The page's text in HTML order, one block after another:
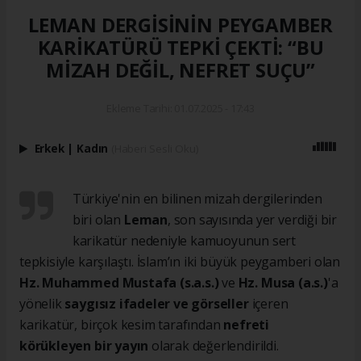
LEMAN DERGİSİNİN PEYGAMBER
KARİKATÜRÜ TEPKİ ÇEKTİ: “BU
MİZAH DEĞİL, NEFRET SUÇU”
Erkek | Kadın
Türkiye'nin en bilinen mizah dergilerinden
biri olan Leman, son sayısında yer verdiği bir
karikatür nedeniyle kamuoyunun sert
tepkisiyle karşılaştı. İslam’ın iki büyük peygamberi olan
Hz. Muhammed Mustafa (s.a.s.)ve Hz. Musa (a.s.)'a
yönelik saygısız ifadeler ve görselleriçeren
karikatür, birçok kesim tarafından nefreti
körükleyen bir yayın olarak değerlendirildi.